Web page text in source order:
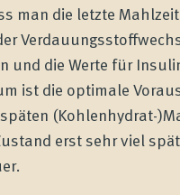
oder
man die letzte
und die Werte für
ist die optimale
(Kohlenhydrat-
erst sehr viel